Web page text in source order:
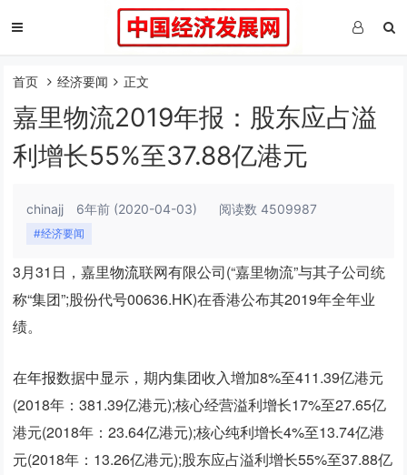
首页 经济要闻 正文
嘉里物流2019年报：股东应占溢
利增长55%至37.88亿港元
chinajj 6年前 (2020-04-03) 阅读数 4509987
#经济要闻
3月31日，嘉里物流联网有限公司(“嘉里物流”与其子公司统
称“集团”;股份代号00636.HK)在香港公布其2019年全年业
绩。
在年报数据中显示，期内集团收入增加8%至411.39亿港元
(2018年：381.39亿港元);核心经营溢利增长17%至27.65亿
港元(2018年：23.64亿港元);核心纯利增长4%至13.74亿港
元(2018年：13.26亿港元);股东应占溢利增长55%至37.88亿